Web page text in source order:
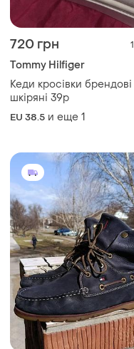
720 грн 1
Tommy Hilfiger
Кеди кросівки брендові
шкіряні 39р
EU 38.5 и еще 1